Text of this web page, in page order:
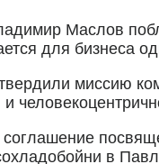
Маслов
для бизнеса
миссию
в